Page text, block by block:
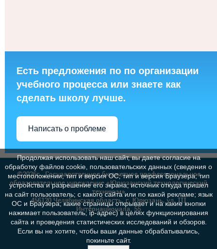
Есть предложения по по организации
учебного процесса или знаете как
сделать школу лучше.
Написать о проблеме
©2026г., Государственное бюджетное профессиональное
образовательное учреждение «Юрюзанский технологический
техникум»
456120 Челябинская область, г. Юрюзань, ул. III
Интернационала, 55
Продолжая использовать наш сайт, вы даете согласие на
обработку файлов cookie, пользовательских данных (сведения о
местоположении; тип и версия ОС; тип и версия Браузера; тип
устройства и разрешение его экрана; источник откуда пришел
на сайт пользователь; с какого сайта или по какой рекламе; язык
ОС и Браузера; какие страницы открывает и на какие кнопки
нажимает пользователь; ip-адрес) в целях функционирования
сайта и проведения статистических исследований и обзоров.
Если вы не хотите, чтобы ваши данные обрабатывались,
покиньте сайт.